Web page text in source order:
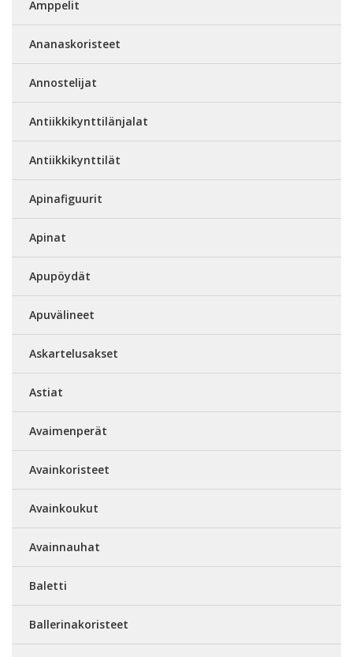
Amppelit
Ananaskoristeet
Annostelijat
Antiikkikynttilänjalat
Antiikkikynttilät
Apinafiguurit
Apinat
Apupöydät
Apuvälineet
Askartelusakset
Astiat
Avaimenperät
Avainkoristeet
Avainkoukut
Avainnauhat
Baletti
Ballerinakoristeet